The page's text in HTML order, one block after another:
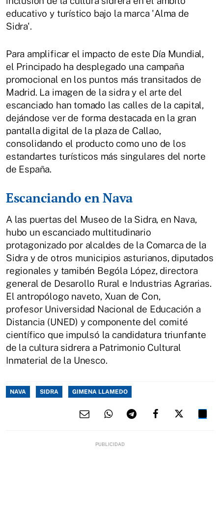
educativo y turístico bajo la marca 'Alma de
Sidra'.
Para amplificar el impacto de este Día Mundial,
el Principado ha desplegado una campaña
promocional en los puntos más transitados de
Madrid. La imagen de la sidra y el arte del
escanciado han tomado las calles de la capital,
dejándose ver de forma destacada en la gran
pantalla digital de la plaza de Callao,
consolidando el producto como uno de los
estandartes turísticos más singulares del norte
de España.
Escanciando en Nava
A las puertas del Museo de la Sidra, en Nava,
hubo un escanciado multitudinario
protagonizado por alcaldes de la Comarca de la
Sidra y de otros municipios asturianos, diputados
regionales y tamibén Bególa López, directora
general de Desarollo Rural e Industrias Agrarias.
El antropólogo naveto, Xuan de Con,
profesor Universidad Nacional de Educación a
Distancia (UNED) y componente del comité
científico que impulsó la candidatura triunfante
de la cultura sidrera a Patrimonio Cultural
Inmaterial de la Unesco.
NAVA SIDRA GIMENA LLAMEDO